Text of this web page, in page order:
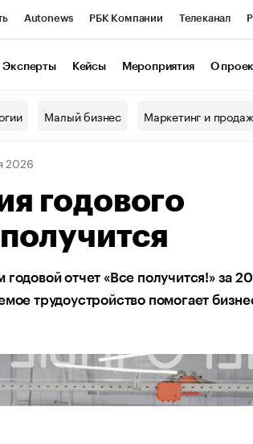
Autonews РБК Компании Телеканал
Эксперты Кейсы Мероприятия О
Малый бизнес Маркетинг и
2026
годового
отчет «Все получится!» за
трудоустройство помогает